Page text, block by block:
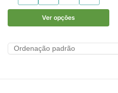
Ver opções